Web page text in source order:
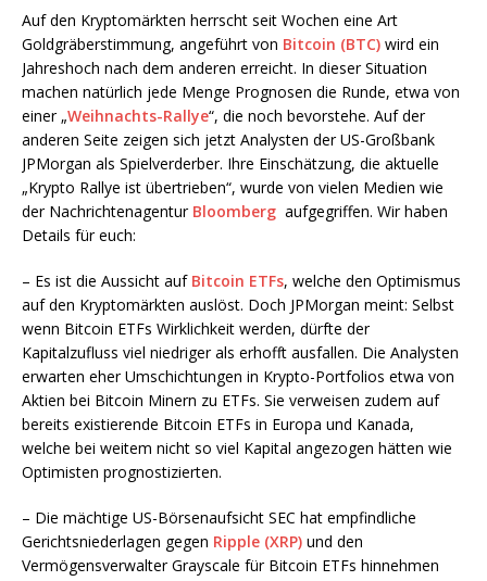
Auf den Kryptomärkten herrscht seit Wochen eine Art
Goldgräberstimmung, angeführt von Bitcoin (BTC) wird ein
Jahreshoch nach dem anderen erreicht. In dieser Situation
machen natürlich jede Menge Prognosen die Runde, etwa von
einer „Weihnachts-Rallye“, die noch bevorstehe. Auf der
anderen Seite zeigen sich jetzt Analysten der US-Großbank
JPMorgan als Spielverderber. Ihre Einschätzung, die aktuelle
„Krypto Rallye ist übertrieben“, wurde von vielen Medien wie
der Nachrichtenagentur Bloomberg aufgegriffen. Wir haben
Details für euch:
– Es ist die Aussicht auf Bitcoin ETFs, welche den Optimismus
auf den Kryptomärkten auslöst. Doch JPMorgan meint: Selbst
wenn Bitcoin ETFs Wirklichkeit werden, dürfte der
Kapitalzufluss viel niedriger als erhofft ausfallen. Die Analysten
erwarten eher Umschichtungen in Krypto-Portfolios etwa von
Aktien bei Bitcoin Minern zu ETFs. Sie verweisen zudem auf
bereits existierende Bitcoin ETFs in Europa und Kanada,
welche bei weitem nicht so viel Kapital angezogen hätten wie
Optimisten prognostizierten.
– Die mächtige US-Börsenaufsicht SEC hat empfindliche
Gerichtsniederlagen gegen Ripple (XRP) und den
Vermögensverwalter Grayscale für Bitcoin ETFs hinnehmen